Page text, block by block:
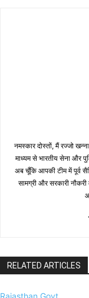
नमस्कार दोस्तों, मैं रज्जो
माध्यम से भारतीय सेना और
अब चूँकि आपकी टीम में पूर्व
सामग्री और सरकारी
RELATED ARTICLES